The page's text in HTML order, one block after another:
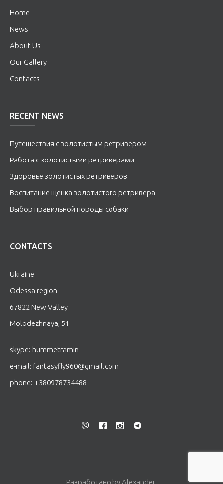
Home
News
About Us
Our Gallery
Contacts
RECENT NEWS
Путешествия с золотистым ретривером
Работа с золотистыми ретриверами
Здоровье золотистых ретриверов
Воспитание щенка золотистого ретривера
Выбор правильной породы собаки
CONTACTS
Ukraine
Odessa region
67822 New Valley
Molodezhnaya, 51
skype: hummetramin
е-mail: fantasyfly960@gmail.com
phone: +380978734488
Разработано byAlexander.